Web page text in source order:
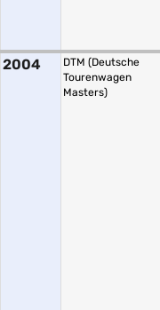
2004
DTM (Deutsche
Tourenwagen
Masters)